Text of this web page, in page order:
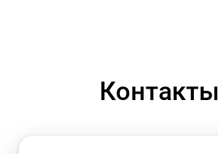
Контакты